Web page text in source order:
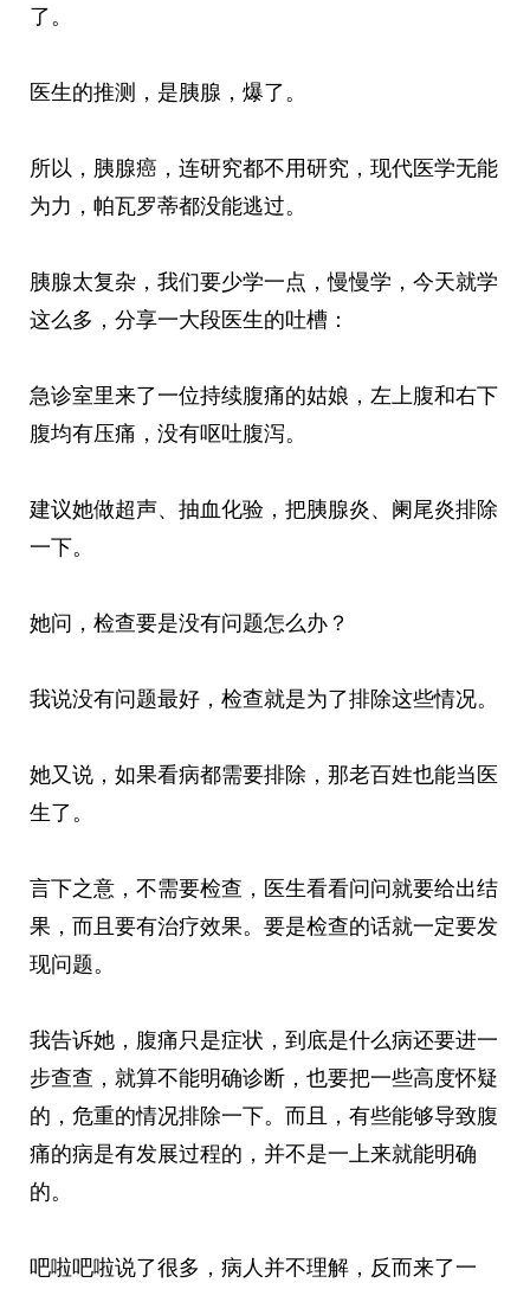
了。
医生的推测，是胰腺，爆了。
所以，胰腺癌，连研究都不用研究，现代医学无能
为力，帕瓦罗蒂都没能逃过。
胰腺太复杂，我们要少学一点，慢慢学，今天就学
这么多，分享一大段医生的吐槽：
急诊室里来了一位持续腹痛的姑娘，左上腹和右下
腹均有压痛，没有呕吐腹泻。
建议她做超声、抽血化验，把胰腺炎、阑尾炎排除
一下。
她问，检查要是没有问题怎么办？
我说没有问题最好，检查就是为了排除这些情况。
她又说，如果看病都需要排除，那老百姓也能当医
生了。
言下之意，不需要检查，医生看看问问就要给出结
果，而且要有治疗效果。要是检查的话就一定要发
现问题。
我告诉她，腹痛只是症状，到底是什么病还要进一
步查查，就算不能明确诊断，也要把一些高度怀疑
的，危重的情况排除一下。而且，有些能够导致腹
痛的病是有发展过程的，并不是一上来就能明确
的。
吧啦吧啦说了很多，病人并不理解，反而来了一